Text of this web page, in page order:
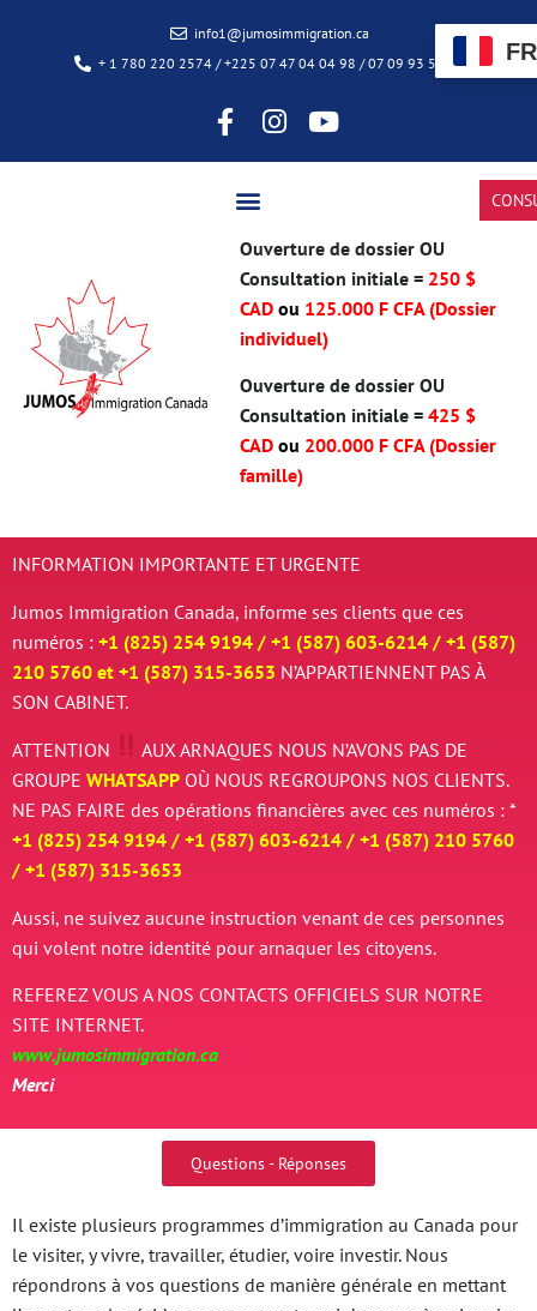
info1@jumosimmigration.ca
+ 1 780 220 2574 / +225 07 47 04 04 98 / 07 09 93 50 85
Ouverture de dossier OU
Consultation initiale = 250 $
CADou 125.000 F CFA (Dossier
individuel)
Ouverture de dossier OU
Consultation initiale =425 $
CAD ou 200.000 F CFA (Dossier
famille)
INFORMATION IMPORTANTE ET URGENTE
Jumos Immigration Canada, informe ses clients que ces
numéros : +1 (825) 254 9194 / +1 (587) 603-6214 / +1 (587)
210 5760 et +1 (587) 315-3653 N’APPARTIENNENT PAS À
SON CABINET.
ATTENTION AUX ARNAQUES NOUS N’AVONS PAS DE
GROUPE WHATSAPP OÙ NOUS REGROUPONS NOS CLIENTS.
NE PAS FAIRE des opérations financières avec ces numéros : *
+1 (825) 254 9194 / +1 (587) 603-6214 / +1 (587) 210 5760
/ +1 (587) 315-3653
Aussi, ne suivez aucune instruction venant de ces personnes
qui volent notre identité pour arnaquer les citoyens.
REFEREZ VOUS A NOS CONTACTS OFFICIELS SUR NOTRE
SITE INTERNET.
www.jumosimmigration.ca
Merci
Questions - Réponses
Il existe plusieurs programmes d’immigration au Canada pour
le visiter, y vivre, travailler, étudier, voire investir. Nous
répondrons à vos questions de manière générale en mettant
FR